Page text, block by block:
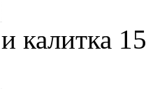
калитка 15